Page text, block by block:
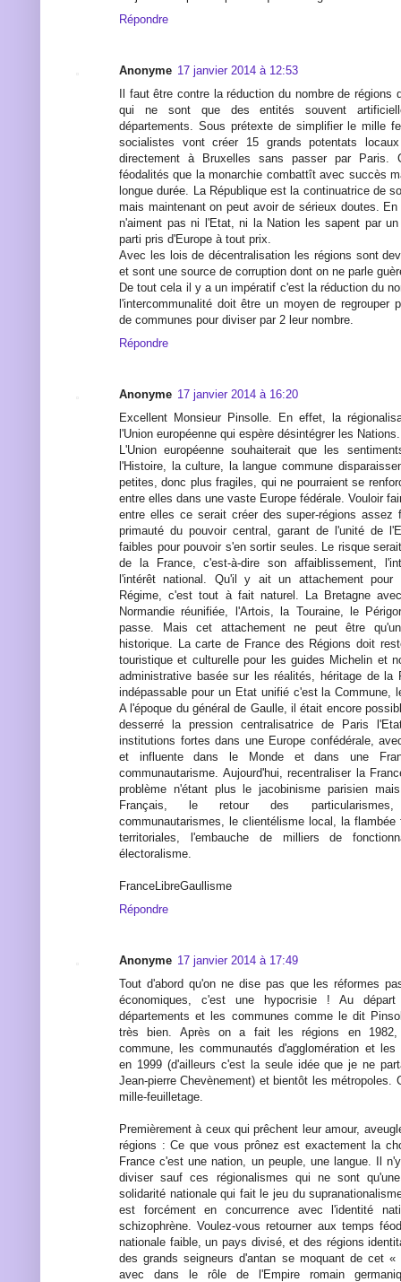
Répondre
Anonyme 17 janvier 2014 à 12:53
Il faut être contre la réduction du nombre de régions
qui ne sont que des entités souvent
départements. Sous prétexte de simplifier le mille
socialistes vont créer 15 grands potentats
directement à Bruxelles sans passer par Paris.
féodalités que la monarchie combattît avec succès
longue durée. La République est la continuatrice de
mais maintenant on peut avoir de sérieux doutes.
n'aiment pas ni l'Etat, ni la Nation les sapent par
parti pris d'Europe à tout prix.
Avec les lois de décentralisation les régions sont
et sont une source de corruption dont on ne parle
De tout cela il y a un impératif c'est la réduction du
l'intercommunalité doit être un moyen de regrouper
de communes pour diviser par 2 leur nombre.
Répondre
Anonyme 17 janvier 2014 à 16:20
Excellent Monsieur Pinsolle. En effet, la
l'Union européenne qui espère désintégrer les Nations.
L'Union européenne souhaiterait que les
l'Histoire, la culture, la langue commune
petites, donc plus fragiles, qui ne pourraient se
entre elles dans une vaste Europe fédérale. Vouloir
entre elles ce serait créer des super-régions assez
primauté du pouvoir central, garant de l'unité de
faibles pour pouvoir s'en sortir seules. Le risque
de la France, c'est-à-dire son affaiblissement,
l'intérêt national. Qu'il y ait un attachement pour
Régime, c'est tout à fait naturel. La Bretagne
Normandie réunifiée, l'Artois, la Touraine, le
passe. Mais cet attachement ne peut être
historique. La carte de France des Régions doit
touristique et culturelle pour les guides Michelin et
administrative basée sur les réalités, héritage de la
indépassable pour un Etat unifié c'est la Commune,
A l'époque du général de Gaulle, il était encore
desserré la pression centralisatrice de Paris
institutions fortes dans une Europe confédérale,
et influente dans le Monde et dans une
communautarisme. Aujourd'hui, recentraliser la
problème n'étant plus le jacobinisme parisien
Français, le retour des particularismes,
communautarismes, le clientélisme local, la
territoriales, l'embauche de milliers de
électoralisme.
FranceLibreGaullisme
Répondre
Anonyme 17 janvier 2014 à 17:49
Tout d'abord qu'on ne dise pas que les réformes
économiques, c'est une hypocrisie ! Au
départements et les communes comme le dit
très bien. Après on a fait les régions en 1982,
commune, les communautés d'agglomération et les
en 1999 (d'ailleurs c'est la seule idée que je ne
Jean-pierre Chevènement) et bientôt les métropoles.
mille-feuilletage.
Premièrement à ceux qui prêchent leur amour,
régions : Ce que vous prônez est exactement la
France c'est une nation, un peuple, une langue. Il
diviser sauf ces régionalismes qui ne sont
solidarité nationale qui fait le jeu du
est forcément en concurrence avec l'identité
schizophrène. Voulez-vous retourner aux temps
nationale faible, un pays divisé, et des régions
des grands seigneurs d'antan se moquant de cet
avec dans le rôle de l'Empire romain